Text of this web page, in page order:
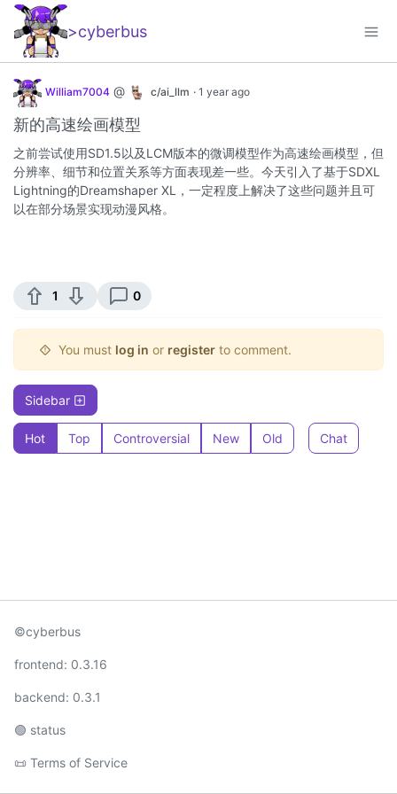
>cyberbus
William7004 @ c/ai_llm · 1 year ago
新的高速绘画模型
之前尝试使用SD1.5以及LCM版本的微调模型作为高速绘画模型，但
分辨率、细节和位置关系等方面表现差一些。今天引入了基于SDXL
Lightning的Dreamshaper XL，一定程度上解决了这些问题并且可
以在部分场景实现动漫风格。
1 0
You must log in or register to comment.
Sidebar
Hot Top Controversial New Old Chat
©cyberbus
frontend: 0.3.16
backend: 0.3.1
🟢 status
📜 Terms of Service